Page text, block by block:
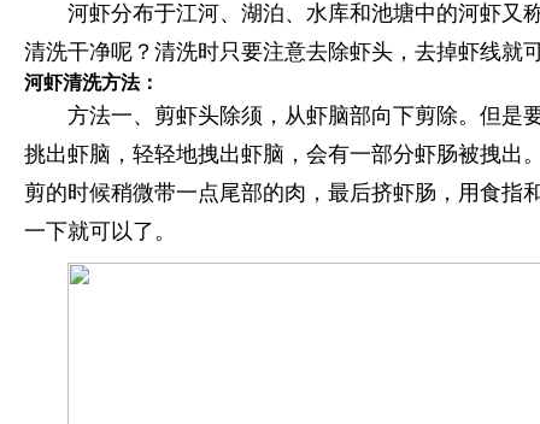
河虾分布于江河、湖泊、水库和池塘中的河虾又
清洗干净呢？清洗时只要注意去除虾头，去掉虾线就
河虾清洗方法：
方法一、剪虾头除须，从虾脑部向下剪除。但是
挑出虾脑，轻轻地拽出虾脑，会有一部分虾肠被拽出
剪的时候稍微带一点尾部的肉，最后挤虾肠，用食指
一下就可以了。